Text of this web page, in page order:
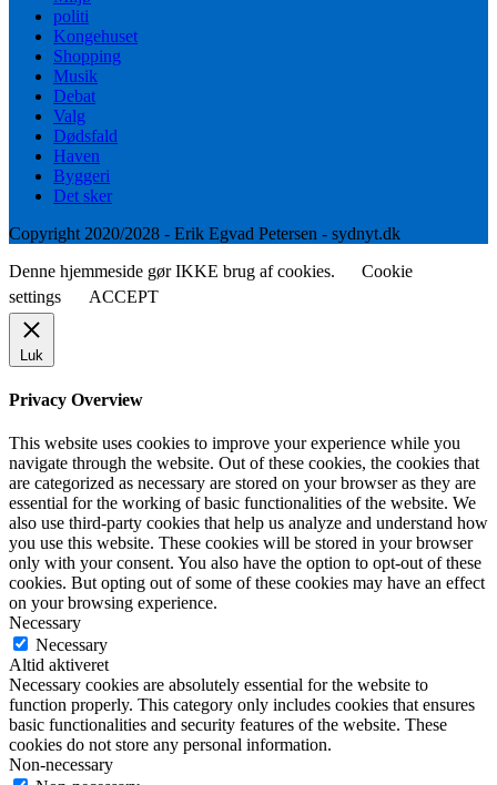
politi
Kongehuset
Shopping
Musik
Debat
Valg
Dødsfald
Haven
Byggeri
Det sker
Copyright 2020/2028 - Erik Egvad Petersen - sydnyt.dk
Denne hjemmeside gør IKKE brug af cookies.
Cookie
settings
ACCEPT
Luk
Privacy Overview
This website uses cookies to improve your experience while you
navigate through the website. Out of these cookies, the cookies that
are categorized as necessary are stored on your browser as they are
essential for the working of basic functionalities of the website. We
also use third-party cookies that help us analyze and understand how
you use this website. These cookies will be stored in your browser
only with your consent. You also have the option to opt-out of these
cookies. But opting out of some of these cookies may have an effect
on your browsing experience.
Necessary
Necessary
Altid aktiveret
Necessary cookies are absolutely essential for the website to
function properly. This category only includes cookies that ensures
basic functionalities and security features of the website. These
cookies do not store any personal information.
Non-necessary